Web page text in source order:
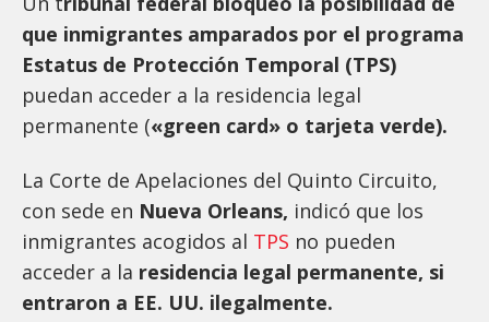
que inmigrantes amparados por el programa
Estatus de Protección Temporal (TPS)
puedan acceder a la residencia legal
permanente («green card» o tarjeta verde).
La Corte de Apelaciones del Quinto Circuito,
con sede en Nueva Orleans, indicó que los
inmigrantes acogidos al TPS no pueden
acceder a la residencia legal permanente, si
entraron a EE. UU. ilegalmente.